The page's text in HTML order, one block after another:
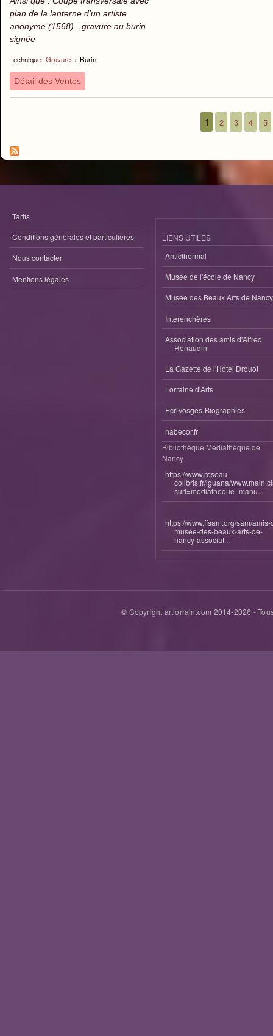
plan de la lanterne d'un artiste
anonyme (1568) - gravure au burin
signée
Technique: Gravure › Burin
Détail des Ventes
1 2 3 4 5
Tarifs
Conditions générales et particulieres
Nous contacter
Mentions légales
LIENS UTILES
Anticthermal
Musée de l'école de Nancy
Musée des Beaux Arts de Nancy
Interenchères
Association des amis d'Alfred
Renaudin
La Gazette de l'Hotel Drouot
Lorraine d'Arts
EcriVosges-Biographies
nabecor.fr
Bibliothèque Médiathèque de
Nancy
https://www.reseau-
colibris.fr/iguana/
surl=mediatheque_manu...
https://www.ffsam.org/sam/amis-
musee-des-beaux-arts-de-
nancy-associat...
© Copyright artlorrain.com 2014-2026 -